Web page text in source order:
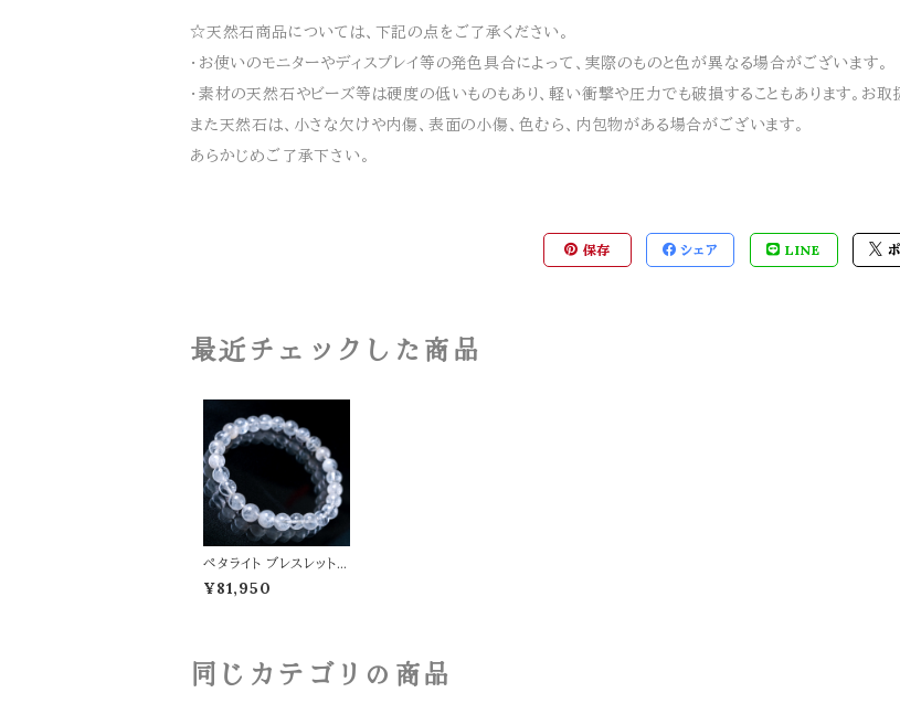
☆天然石商品については、下記の点をご了承ください。
・お使いのモニターやディスプレイ等の発色具合によって、実際のものと色が異なる場合がございます。
・素材の天然石やビーズ等は硬度の低いものもあり、軽い衝撃や圧力でも破損することもあります。お
また天然石は、小さな欠けや内傷、表面の小傷、色むら、内包物がある場合がございます。
あらかじめご了承下さい。
保存 シェア LINE
最近チェックした商品
ペタライト ブレスレット 7
mm ブラジル産 高品質
天然石 パワーストーン
¥81,950
同じカテゴリの商品